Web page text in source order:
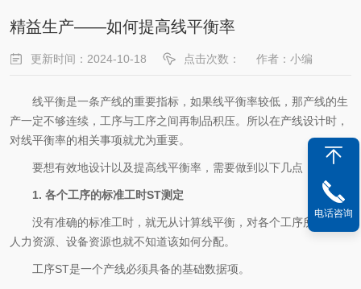
精益生产——如何提高线平衡率
更新时间：2024-10-18 点击次数： 作者：小编
线平衡是一条产线的重要指标，如果线平衡率较低，那产线的生
产一定不够连续，工序与工序之间再制品积压。所以在产线设计时，
对线平衡率的相关事项就尤为重要。
要想有效地设计以及提高线平衡率，需要做到以下几点：
1. 各个工序的标准工时ST测定
没有准确的标准工时，就无从计算线平衡，对各个工序所需要的
人力资源、设备资源也就不知道该如何分配。
工序ST是一个产线必须具备的基础数据项。
电话咨询